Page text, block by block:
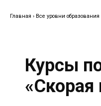
Главная › Все уровни образования
Курсы